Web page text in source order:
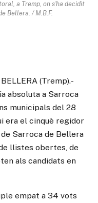
a Tremp, on s'ha decidit
Bellera. / M.B.F.
(Tremp).-
absoluta a Sarroca
municipals del 28
era el cinquè regidor
de Sarroca de Bellera
llistes obertes, de
als candidats en
empat a 34 vots